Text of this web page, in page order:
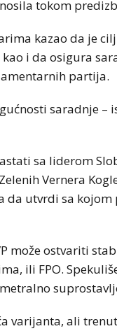
tokom
kazao da je
i da osigura
partija.
saradnje
sa liderom
Vernera
da utvrdi sa
može ostvariti
ili FPO.
varijanta, ali